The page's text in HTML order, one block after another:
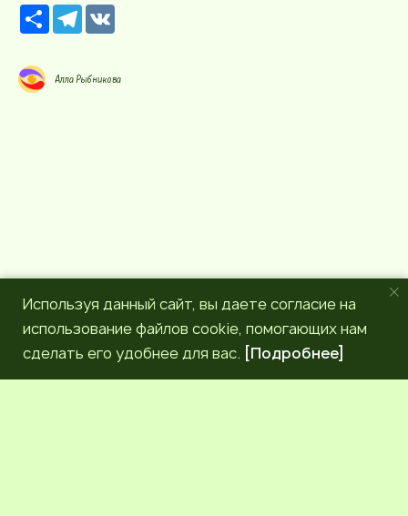
Р
е
р
с
T
e
g
r
Алла Рыбникова
Используя данный сайт, вы даете согласие на
использование файлов cookie, помогающих нам
сделать его удобнее для вас. [Подробнее]